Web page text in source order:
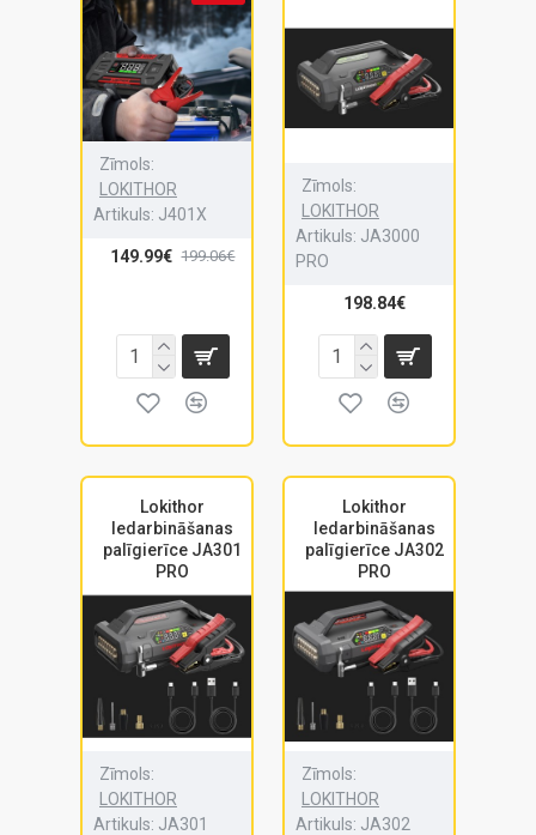
Zīmols:
LOKITHOR
Artikuls: J401X
149.99€ 199.06€
Zīmols:
LOKITHOR
Artikuls: JA3000
PRO
198.84€
Lokithor
Iedarbināšanas
palīgierīce JA301
PRO
Zīmols:
LOKITHOR
Artikuls: JA301
Lokithor
Iedarbināšanas
palīgierīce JA302
PRO
Zīmols:
LOKITHOR
Artikuls: JA302